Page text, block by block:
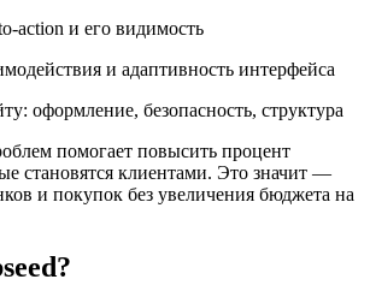
action и его видимость
и адаптивность интерфейса
оформление, безопасность, структура
помогает повысить процент
становятся клиентами. Это значит —
и покупок без увеличения бюджета на